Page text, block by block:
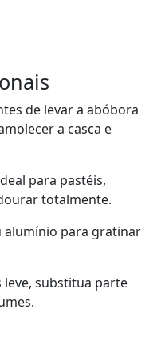
de levar a abóbora
a casca e
para pastéis,
totalmente.
alumínio para gratinar
leve, substitua parte